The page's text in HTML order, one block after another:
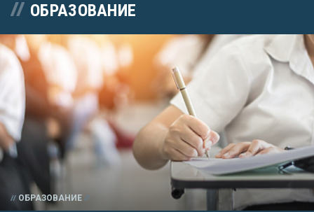
ОБРАЗОВАНИЕ
ОБРАЗОВАНИЕ